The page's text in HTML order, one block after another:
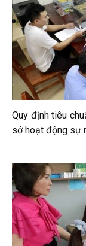
Quy định tiêu
sở hoạt động sự